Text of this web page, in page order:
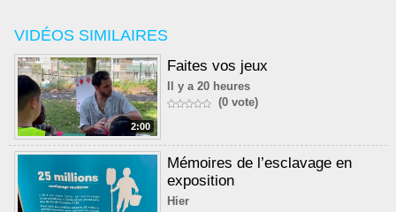
VIDÉOS SIMILAIRES
2:00
Faites vos jeux
Il y a 20 heures
(0 vote)
Mémoires de l’esclavage en
exposition
Hier